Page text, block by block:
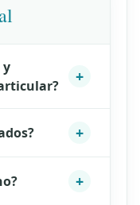
y
+
+
+